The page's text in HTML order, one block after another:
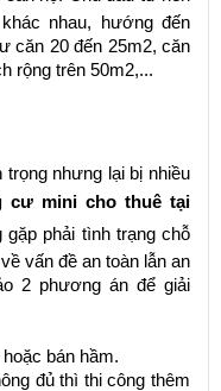
nhau, hướng đến
căn 20 đến 25m2, căn
rộng trên 50m2,...
nhưng lại bị nhiều
cư mini cho thuê tại
phải tình trạng chỗ
vấn đề an toàn lẫn an
2 phương án để giải
bán hầm.
đủ thì thi công thêm